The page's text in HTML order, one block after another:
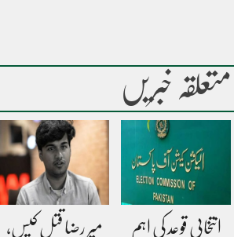
متعلقہ خبریں
انتخابی قوعد کی اہم
میر رضا قتل کیس،